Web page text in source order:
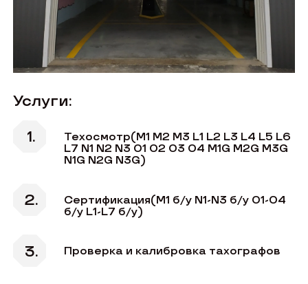
Услуги:
Техосмотр(M1 М2 М3 L1 L2 L3 L4 L5 L6
L7 N1 N2 N3 O1 O2 O3 O4 M1G M2G M3G
N1G N2G N3G)
Сертификация(М1 б/у N1-N3 б/у О1-О4
б/у L1-L7 б/у)
Проверка и калибровка тахографов